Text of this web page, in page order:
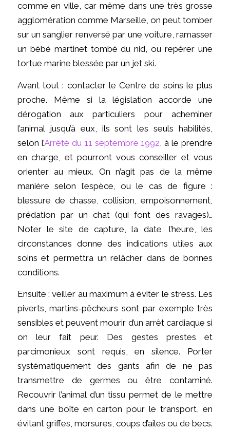
comme en ville, car même dans une très grosse
agglomération comme Marseille, on peut tomber
sur un sanglier renversé par une voiture, ramasser
un bébé martinet tombé du nid, ou repérer une
tortue marine blessée par un jet ski.
Avant tout : contacter le Centre de soins le plus
proche. Même si la législation accorde une
dérogation aux particuliers pour acheminer
l’animal jusqu’à eux, ils sont les seuls habilités,
selon l’Arrêté du 11 septembre 1992 , à le prendre
en charge, et pourront vous conseiller et vous
orienter au mieux. On n’agit pas de la même
manière selon l’espèce, ou le cas de figure :
blessure de chasse, collision, empoisonnement,
prédation par un chat (qui font des ravages)…
Noter le site de capture, la date, l’heure, les
circonstances donne des indications utiles aux
soins et permettra un relâcher dans de bonnes
conditions.
Ensuite : veiller au maximum à éviter le stress. Les
piverts, martins-pêcheurs sont par exemple très
sensibles et peuvent mourir d’un arrêt cardiaque si
on leur fait peur. Des gestes prestes et
parcimonieux sont requis, en silence. Porter
systématiquement des gants afin de ne pas
transmettre de germes ou être contaminé.
Recouvrir l’animal d’un tissu permet de le mettre
dans une boîte en carton pour le transport, en
évitant griffes, morsures, coups d’ailes ou de becs.